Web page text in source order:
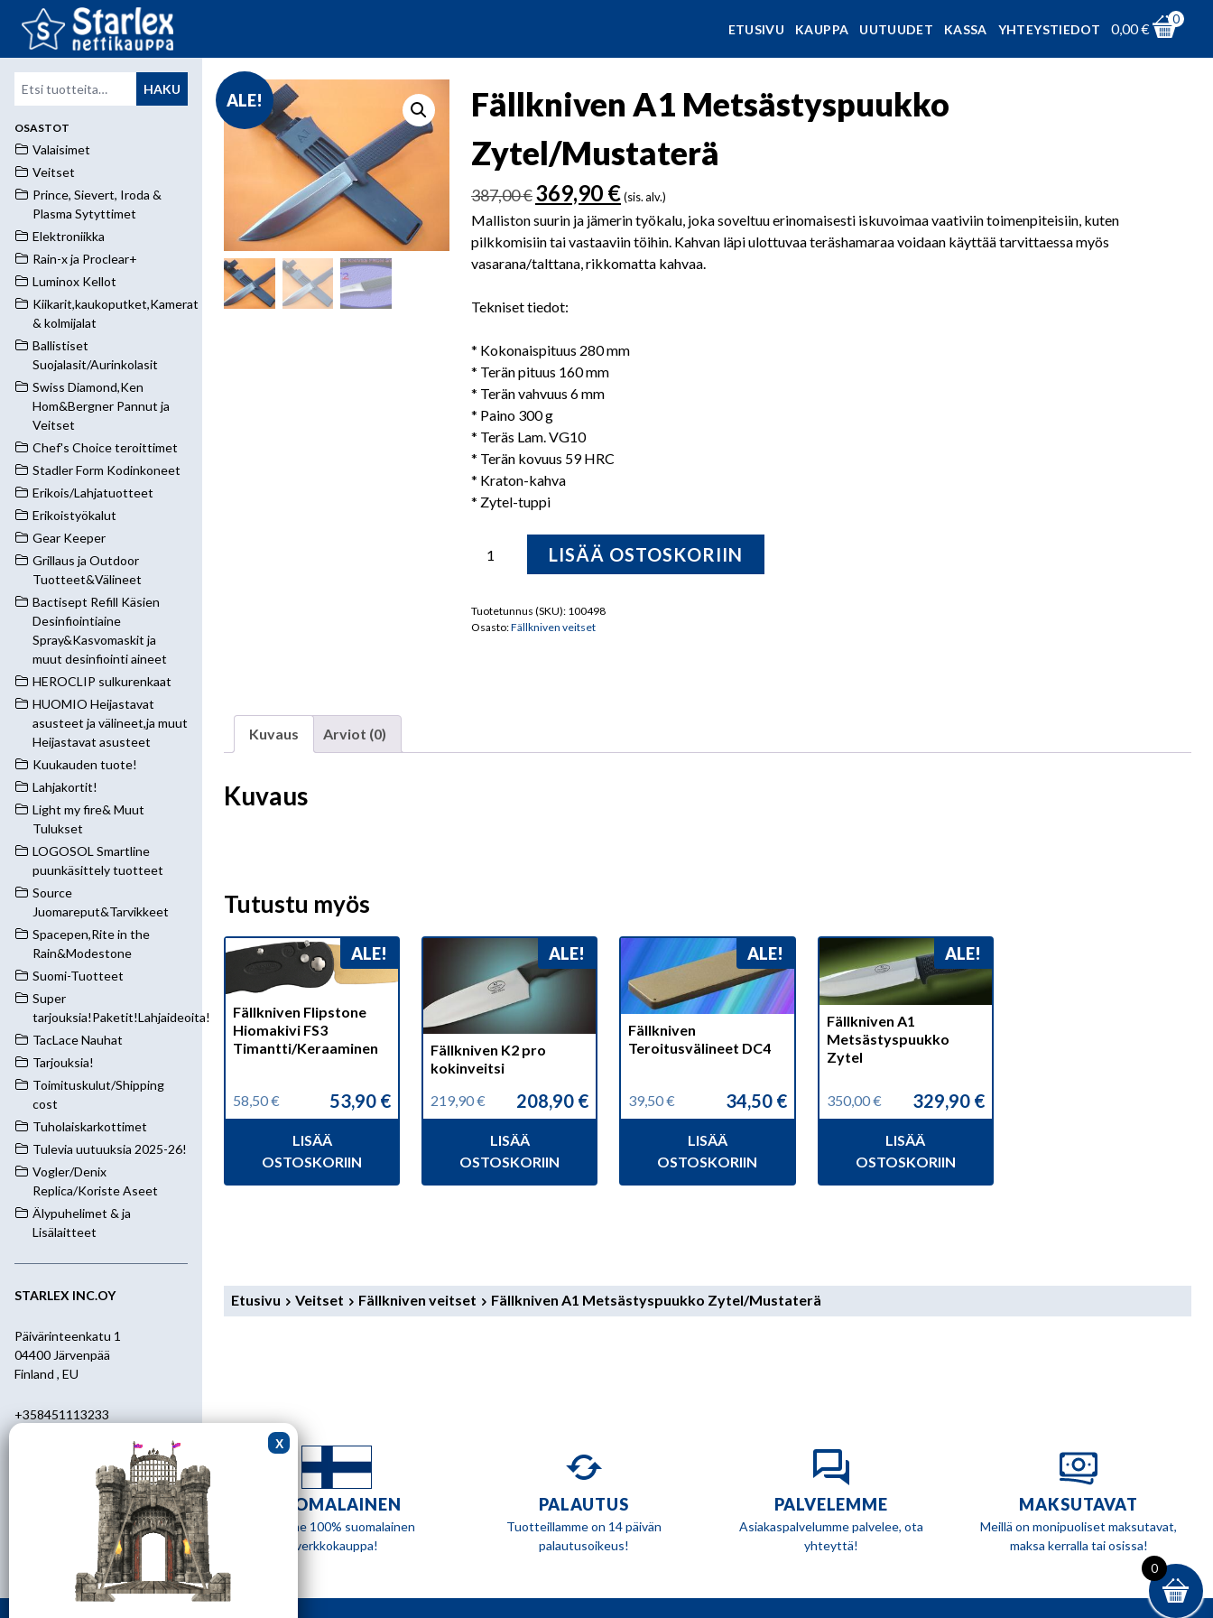
ETUSIVU KAUPPA UUTUUDET KASSA YHTEYSTIEDOT 0,00€
0
Etsi: HAKU
OSASTOT
Valaisimet
Veitset
Prince, Sievert, Iroda &
Plasma Sytyttimet
Elektroniikka
Rain-x ja Proclear+
Luminox Kellot
Kiikarit,kaukoputket,Kamerat
& kolmijalat
Ballistiset
Suojalasit/Aurinkolasit
Swiss Diamond,Ken
Hom&Bergner Pannut ja
Veitset
Chef's Choice teroittimet
Stadler Form Kodinkoneet
Erikois/Lahjatuotteet
Erikoistyökalut
Gear Keeper
Grillaus ja Outdoor
Tuotteet&Välineet
Bactisept Refill Käsien
Desinfiointiaine
Spray&Kasvomaskit ja
muut desinfiointi aineet
HEROCLIP sulkurenkaat
HUOMIO Heijastavat
asusteet ja välineet,ja muut
Heijastavat asusteet
Kuukauden tuote!
Lahjakortit!
Light my fire& Muut
Tulukset
LOGOSOL Smartline
puunkäsittely tuotteet
Source
Juomareput&Tarvikkeet
Spacepen,Rite in the
Rain&Modestone
Suomi-Tuotteet
Super
tarjouksia!Paketit!Lahjaideoita!
TacLace Nauhat
Tarjouksia!
Toimituskulut/Shipping
cost
Tuholaiskarkottimet
Tulevia uutuuksia 2025-26!
Vogler/Denix
Replica/Koriste Aseet
Älypuhelimet & ja
Lisälaitteet
STARLEX INC.OY
Päivärinteenkatu 1
04400 Järvenpää
Finland , EU
+358451113233
starlex@kolumbus.fi
Asiakaspalvelu
ark.klo 08.30-17.00
ALE!
Fällkniven A1 Metsästyspuukko
Zytel/Mustaterä
387,00€ Alkuperäinen
hinta
oli:
387,00 €.
369,90 €Nykyinen
hinta
on:
369,90 €.
(sis. alv.)
Malliston suurin ja jämerin työkalu, joka soveltuu erinomaisesti iskuvoimaa vaativiin toimenpiteisiin, kuten
pilkkomisiin tai vastaaviin töihin. Kahvan läpi ulottuvaa teräshamaraa voidaan käyttää tarvittaessa myös
vasarana/talttana, rikkomatta kahvaa.
Tekniset tiedot:
* Kokonaispituus 280 mm
* Terän pituus 160 mm
* Terän vahvuus 6 mm
* Paino 300 g
* Teräs Lam. VG10
* Terän kovuus 59 HRC
* Kraton-kahva
* Zytel-tuppi
Zytel/Mustaterä
määrä
LISÄÄ OSTOSKORIIN
Tuotetunnus (SKU): 100498
Osasto:Fällkniven veitset
Kuvaus Arviot (0)
Kuvaus
Tutustu myös
ALE!
Fällkniven Flipstone
Hiomakivi FS3
Timantti/Keraaminen
58,50€
Alkuperäinen
hinta
58,50 €.
53,90 €
Nykyinen
hinta
53,90 €.
LISÄÄ
OSTOSKORIIN
ALE!
Fällkniven K2 pro
kokinveitsi
219,90€
Alkuperäinen
hinta
219,90 €.
208,90 €
Nykyinen
hinta
208,90 €.
LISÄÄ
OSTOSKORIIN
ALE!
Fällkniven
Teroitusvälineet DC4
39,50€
Alkuperäinen
hinta
39,50 €.
34,50 €
Nykyinen
hinta
34,50 €.
LISÄÄ
OSTOSKORIIN
ALE!
Fällkniven A1
Metsästyspuukko
Zytel
350,00€
Alkuperäinen
hinta
350,00 €.
329,90 €
Nykyinen
hinta
329,90 €.
LISÄÄ
OSTOSKORIIN
Etusivu Veitset Fällkniven veitset Fällkniven A1 Metsästyspuukko Zytel/Mustaterä
SUOMALAINEN
Olemme 100% suomalainen
verkkokauppa!
PALAUTUS
Tuotteillamme on 14 päivän
palautusoikeus!
PALVELEMME
Asiakaspalvelumme palvelee, ota
yhteyttä!
MAKSUTAVAT
Meillä on monipuoliset maksutavat,
maksa kerralla tai osissa!
0